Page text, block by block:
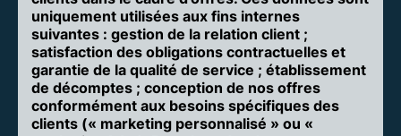
uniquement utilisées aux fins internes
suivantes : gestion de la relation client ;
satisfaction des obligations contractuelles et
garantie de la qualité de service ; établissement
de décomptes ; conception de nos offres
conformément aux besoins spécifiques des
clients (« marketing personnalisé » ou «